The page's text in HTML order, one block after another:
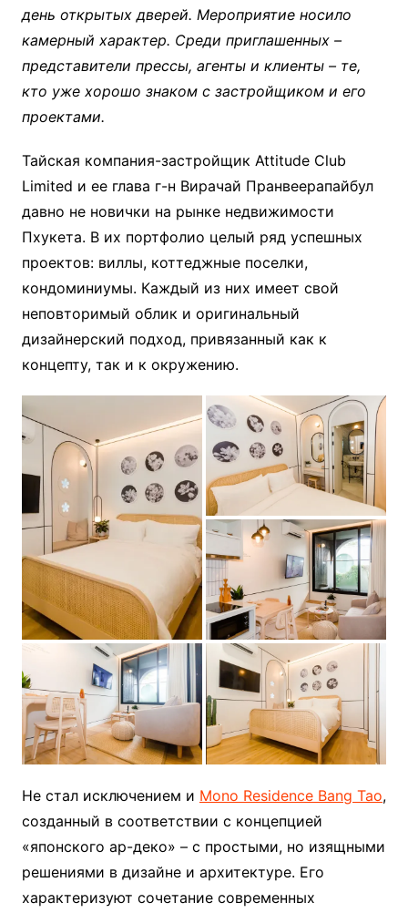
день открытых дверей. Мероприятие носило
камерный характер. Среди приглашенных –
представители прессы, агенты и клиенты – те,
кто уже хорошо знаком с застройщиком и его
проектами.
Тайская компания-застройщик Attitude Club
Limited и ее глава г-н Вирачай Пранвеерапайбул
давно не новички на рынке недвижимости
Пхукета. В их портфолио целый ряд успешных
проектов: виллы, коттеджные поселки,
кондоминиумы. Каждый из них имеет свой
неповторимый облик и оригинальный
дизайнерский подход, привязанный как к
концепту, так и к окружению.
Не стал исключением и Mono Residence Bang Tao,
созданный в соответствии с концепцией
«японского ар-деко» – с простыми, но изящными
решениями в дизайне и архитектуре. Его
характеризуют сочетание современных